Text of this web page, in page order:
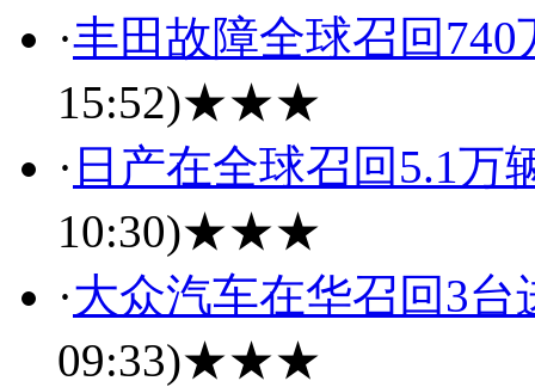
·丰田故障全球召回
15:52)★★★
· 日产在全球召回5.1万
10:30)★★★
·大众汽车在华召回3
09:33)★★★